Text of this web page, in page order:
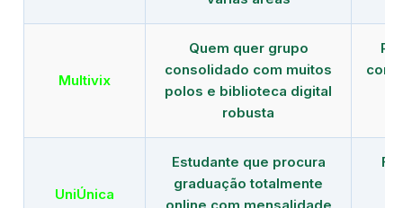
Multivix
Quem quer grupo
consolidado com muitos
polos e biblioteca digital
robusta
com
UniÚnica
Estudante que procura
graduação totalmente